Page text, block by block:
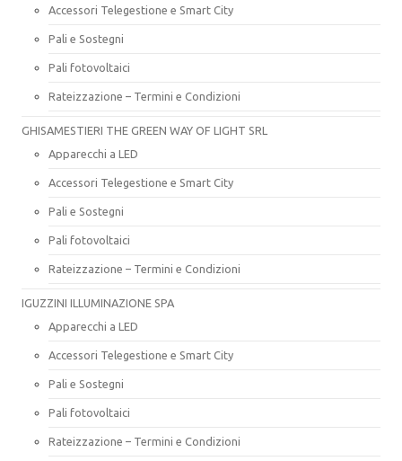
Accessori Telegestione e Smart City
Pali e Sostegni
Pali fotovoltaici
Rateizzazione – Termini e Condizioni
GHISAMESTIERI THE GREEN WAY OF LIGHT SRL
Apparecchi a LED
Accessori Telegestione e Smart City
Pali e Sostegni
Pali fotovoltaici
Rateizzazione – Termini e Condizioni
IGUZZINI ILLUMINAZIONE SPA
Apparecchi a LED
Accessori Telegestione e Smart City
Pali e Sostegni
Pali fotovoltaici
Rateizzazione – Termini e Condizioni